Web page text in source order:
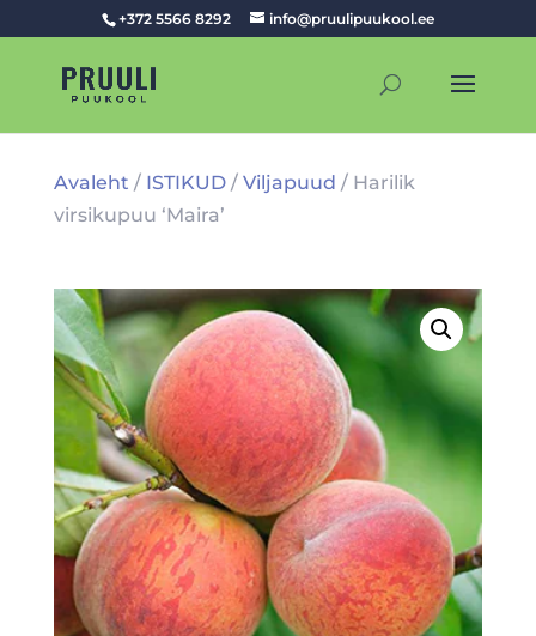
+372 5566 8292 info@pruulipuukool.ee
Avaleht / ISTIKUD/ Viljapuud / Harilik
virsikupuu ‘Maira’